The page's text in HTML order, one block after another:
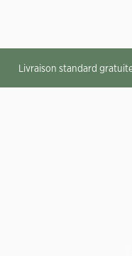
Livraison standard